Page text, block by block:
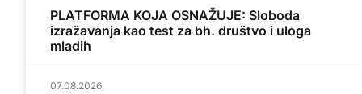
PLATFORMA KOJA OSNAŽUJE: Sloboda
izražavanja kao test za bh. društvo i uloga
mladih
07.08.2026.